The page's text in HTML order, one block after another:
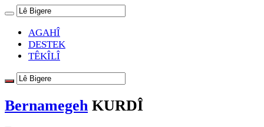
AGAHÎ
DESTEK
TÊKÎLÎ
Bernamegeh KURDÎ